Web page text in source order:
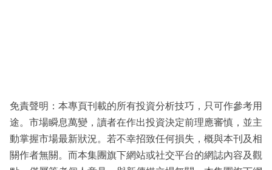
免責聲明：本專頁刊載的所有投資分析技巧，只可作參考用
途。市場瞬息萬變，讀者在作出投資決定前理應審慎，並主
動掌握市場最新狀況。若不幸招致任何損失，概與本刊及相
關作者無關。而本集團旗下網站或社交平台的網誌內容及觀